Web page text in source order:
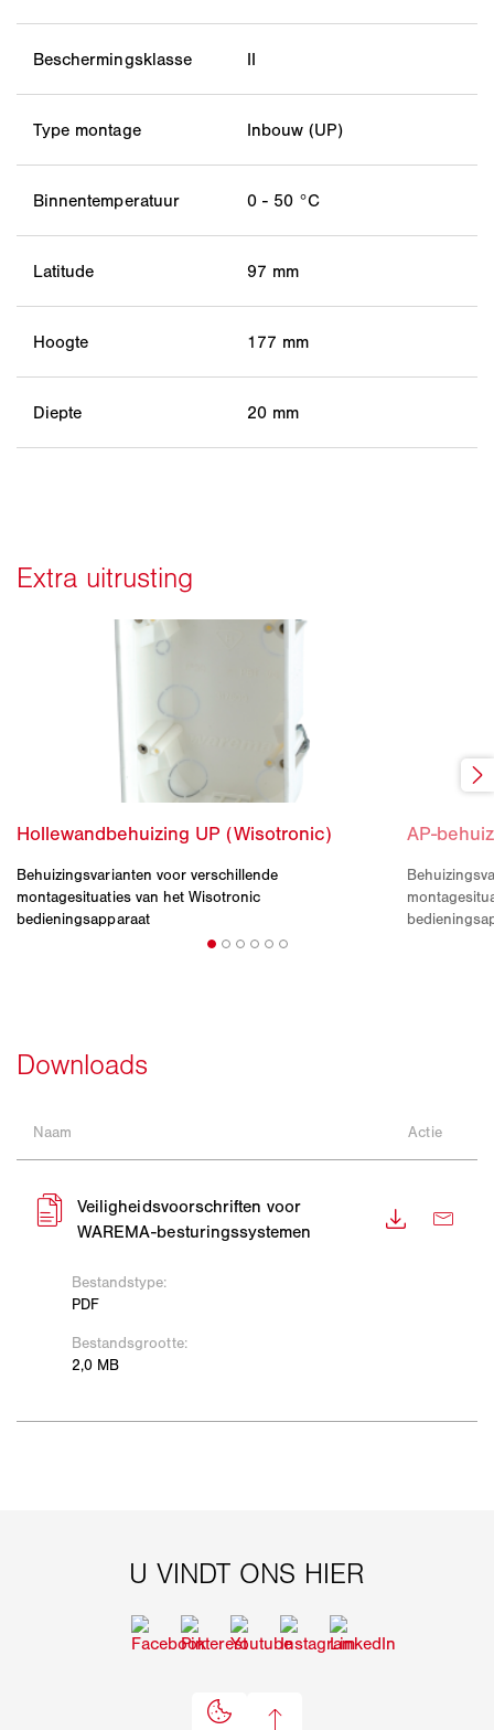
Beschermingsklasse II
Type montage Inbouw (UP)
Binnentemperatuur 0 - 50 °C
Latitude 97 mm
Hoogte 177 mm
Diepte 20 mm